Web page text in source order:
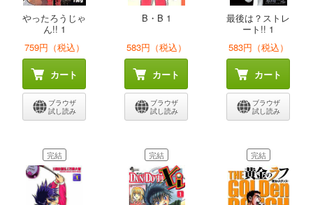
やったろうじゃ
ん!! 1
759円（税込）
カート
ブラウザ
試し読み
B・B 1
583円（税込）
カート
ブラウザ
試し読み
最後は？ストレ
ート!! 1
583円（税込）
カート
ブラウザ
試し読み
完結 完結 完結